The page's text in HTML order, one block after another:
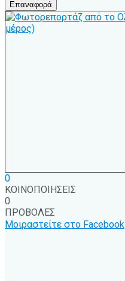
Επαναφορά
0
ΚΟΙΝΟΠΟΙΗΣΕΙΣ
0
ΠΡΟΒΟΛΕΣ
Μοιραστείτε στο Facebook